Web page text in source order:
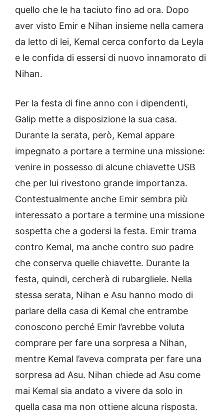
quello che le ha taciuto fino ad ora. Dopo
aver visto Emir e Nihan insieme nella camera
da letto di lei, Kemal cerca conforto da Leyla
e le confida di essersi di nuovo innamorato di
Nihan.
Per la festa di fine anno con i dipendenti,
Galip mette a disposizione la sua casa.
Durante la serata, però, Kemal appare
impegnato a portare a termine una missione:
venire in possesso di alcune chiavette USB
che per lui rivestono grande importanza.
Contestualmente anche Emir sembra più
interessato a portare a termine una missione
sospetta che a godersi la festa. Emir trama
contro Kemal, ma anche contro suo padre
che conserva quelle chiavette. Durante la
festa, quindi, cercherà di rubargliele. Nella
stessa serata, Nihan e Asu hanno modo di
parlare della casa di Kemal che entrambe
conoscono perché Emir l’avrebbe voluta
comprare per fare una sorpresa a Nihan,
mentre Kemal l’aveva comprata per fare una
sorpresa ad Asu. Nihan chiede ad Asu come
mai Kemal sia andato a vivere da solo in
quella casa ma non ottiene alcuna risposta.